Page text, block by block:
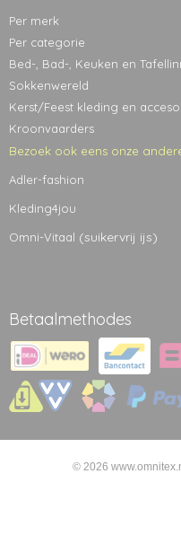
Per merk
Per categorie
Bed-, Bad-, Keuken en
Sokkenwereld
Kerst/Feest kleding en
Kroonvaarders
Bezoek ook eens onze
Adler-fashion
Kleding4jou
Omni-Vitaal (suikervrij ijs)
Betaalmethodes
© 2026